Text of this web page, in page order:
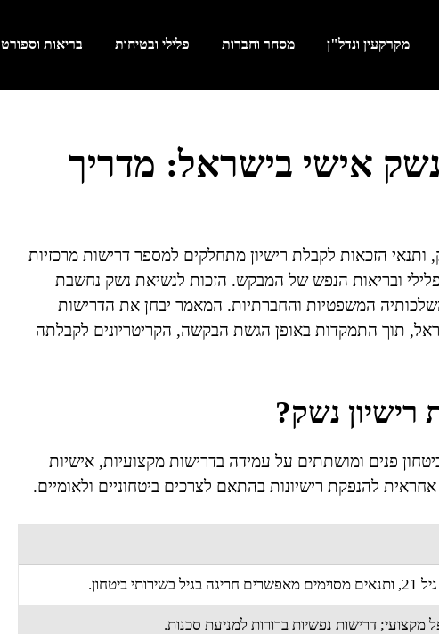
מקרקעין ונדל"ן מסחר וחברות פלילי ובטיחות בריאות וספורט
נשק אישי בישראל: מדריך
הזכאות לקבלת רישיון מתחלקים למספר דרישות מרכזיות
ובריאות הנפש של המבקש. הזכות לנשיאת נשק נחשבת
השלכותיה המשפטיות והחברתיות. המאמר יבחן את הדרישות
תוך התמקדות באופן הגשת הבקשה, הקריטריונים לקבלתה
נשק?
פנים ומושתתים על עמידה בדרישות מקצועיות, אישיות
להנפקת רישיונות בהתאם לצרכים ביטחוניים ולאומיים.
ביטחון.
מקצועי; דרישות נפשיות ברורות למניעת סכנות.